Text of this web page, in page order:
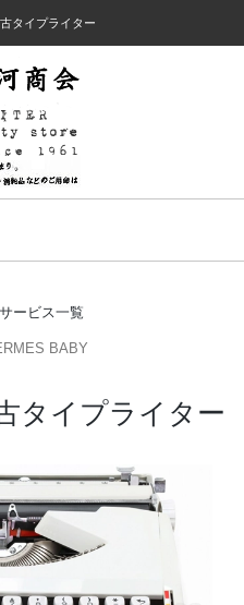
タイプライター
ービス一覧
BABY
タイプライター